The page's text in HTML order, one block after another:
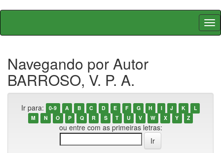
Skip
Navegando por Autor
BARROSO, V. P. A.
Ir para: 0-9 A B C D E F G H I J K
L
M
N O P Q R S T U V W X Y Z
ou entre com as primeiras letras: